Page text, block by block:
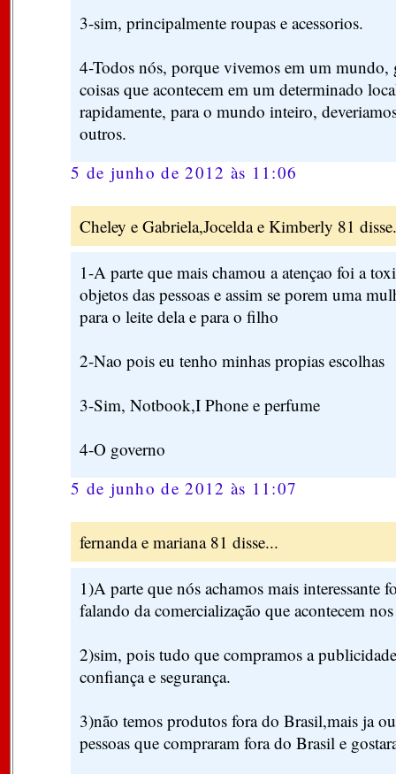
3-sim, principalmente roupas e acessorios.
4-Todos nós, porque vivemos em um
coisas que acontecem em um determinado
rapidamente, para o mundo inteiro,
outros.
5 de junho de 2012 às 11:06
Cheley e Gabriela,Jocelda e Kimberly 81
1-A parte que mais chamou a atençao foi a
objetos das pessoas e assim se porem uma
para o leite dela e para o filho
2-Nao pois eu tenho minhas propias escolhas
3-Sim, Notbook,I Phone e perfume
4-O governo
5 de junho de 2012 às 11:07
fernanda e mariana 81 disse...
1)A parte que nós achamos mais interessante
falando da comercialização que acontecem nos
2)sim, pois tudo que compramos a
confiança e segurança.
3)não temos produtos fora do Brasil,mais ja
pessoas que compraram fora do Brasil e